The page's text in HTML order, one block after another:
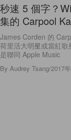
秒速 5 個字？
集的 Carpool
James Corden 的
荷里活大明星或當紅
是聯同 Apple Music
By Audrey Tsang/2017